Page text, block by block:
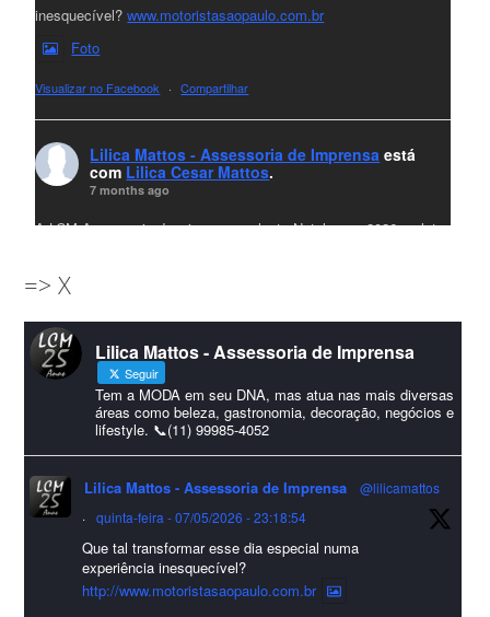
inesquecível?www.motoristasaopaulo.com.br
Foto
Visualizar no Facebook · Compartilhar
Lilica Mattos - Assessoria de Imprensa está
com Lilica Cesar Mattos.
7 months ago
A LCM Assessoria deseja um excelente Natal e um 2026 repleto
amigos que sempre nos acompanham!🎄✨🥂❤️
#lcmassessoriassessoria#natal #merrychristmas #felizanonovo
#HappyNewYear
Foto
Visualizar no Facebook · Compartilhar
Lilica Mattos - Assessoria de Imprensa
9 months ago
A Abrafas - Associação Brasileira de Fibras Artificiais e
Sintéticas foi destaque na Revista Química e Derivados, na
=> X
Lilica Mattos - Assessoria de Imprensa
Seguir
Tem a MODA em seu DNA, mas atua nas mais diversas
áreas como beleza, gastronomia, decoração, negócios e
lifestyle. 📞(11) 99985-4052
Lilica Mattos - Assessoria de Imprensa
@lilicamattos
·
quinta-feira - 07/05/2026 - 23:18:54
Que tal transformar esse dia especial numa
experiência inesquecível?
http://www.motoristasaopaulo.com.br